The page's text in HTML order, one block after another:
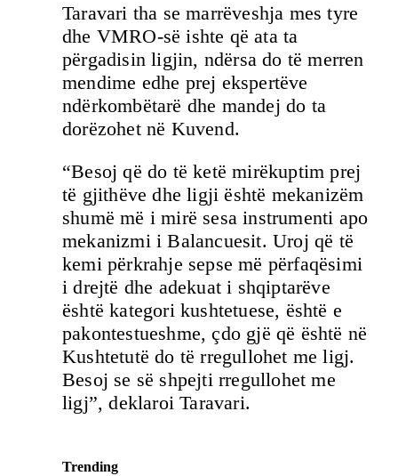
Taravari tha se marrëveshja mes tyre
dhe VMRO-së ishte që ata ta
përgadisin ligjin, ndërsa do të merren
mendime edhe prej ekspertëve
ndërkombëtarë dhe mandej do ta
dorëzohet në Kuvend.
“Besoj që do të ketë mirëkuptim prej
të gjithëve dhe ligji është mekanizëm
shumë më i mirë sesa instrumenti apo
mekanizmi i Balancuesit. Uroj që të
kemi përkrahje sepse më përfaqësimi
i drejtë dhe adekuat i shqiptarëve
është kategori kushtetuese, është e
pakontestueshme, çdo gjë që është në
Kushtetutë do të rregullohet me ligj.
Besoj se së shpejti rregullohet me
ligj”, deklaroi Taravari.
Trending